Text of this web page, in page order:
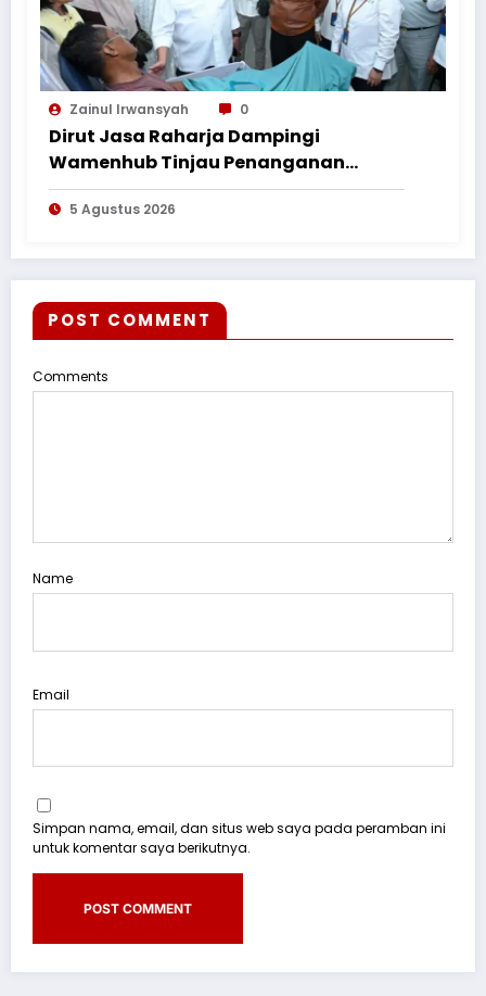
Zainul Irwansyah 0
Dirut Jasa Raharja Dampingi
Wamenhub Tinjau Penanganan
Korban KM Mutiara Sentosa II di RS
PHC Surabaya
5 Agustus 2026
POST COMMENT
Comments
Name
Email
Simpan nama, email, dan situs web saya pada peramban ini
untuk komentar saya berikutnya.